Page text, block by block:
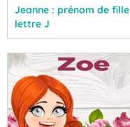
Jeanne : prénom de fille
lettre J